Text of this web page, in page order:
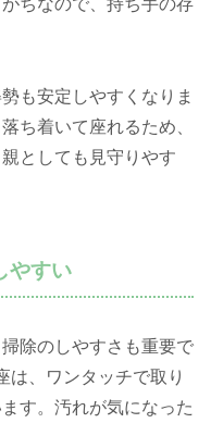
も安定しやすくなりま
ち着いて座れるため、
としても見守りやす
やすい
除のしやすさも重要で
は、ワンタッチで取り
す。汚れが気になった